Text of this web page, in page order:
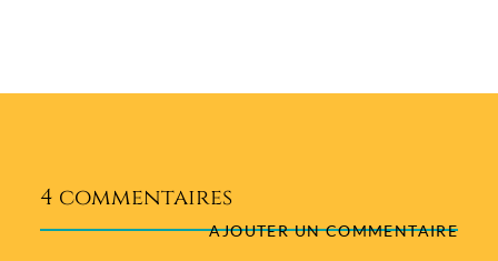
4 commentaires
AJOUTER UN COMMENTAIRE